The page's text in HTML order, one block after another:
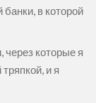
банки, в которой
которые я
и я